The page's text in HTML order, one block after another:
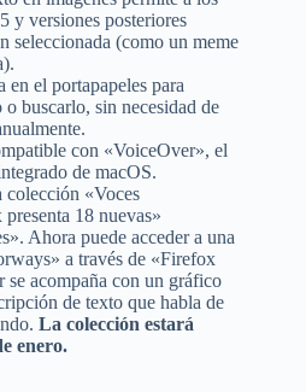
y versiones posteriores
seleccionada (como un meme
el portapapeles para
buscarlo, sin necesidad de
con «VoiceOver», el
de macOS.
colección «Voces
18 nuevas»
Ahora puede acceder a una
a través de «Firefox
acompaña con un gráfico
de texto que habla de
La colección estará
enero.